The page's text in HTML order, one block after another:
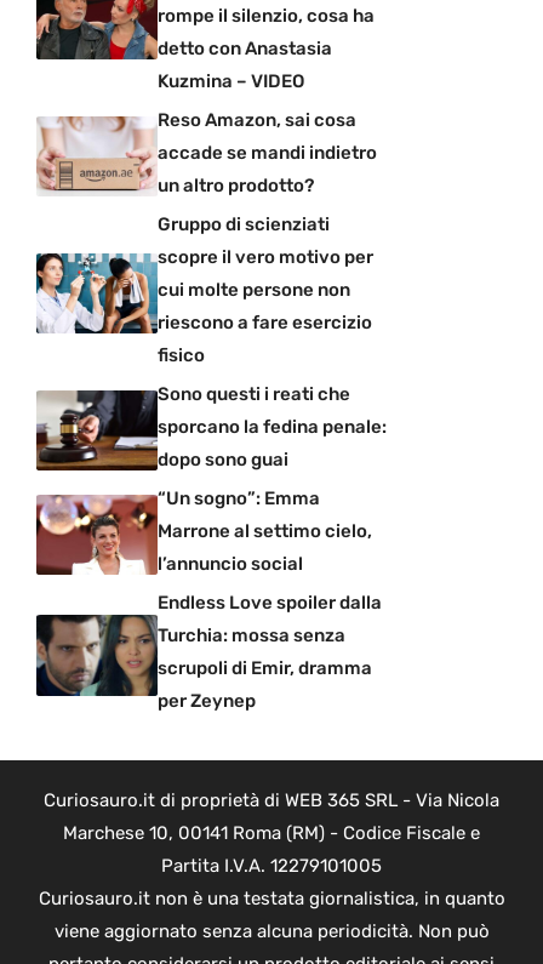
rompe il silenzio, cosa ha
detto con Anastasia
Kuzmina – VIDEO
Reso Amazon, sai cosa
accade se mandi indietro
un altro prodotto?
Gruppo di scienziati
scopre il vero motivo per
cui molte persone non
riescono a fare esercizio
fisico
Sono questi i reati che
sporcano la fedina penale:
dopo sono guai
“Un sogno”: Emma
Marrone al settimo cielo,
l’annuncio social
Endless Love spoiler dalla
Turchia: mossa senza
scrupoli di Emir, dramma
per Zeynep
Curiosauro.it di proprietà di WEB 365 SRL - Via Nicola
Marchese 10, 00141 Roma (RM) - Codice Fiscale e
Partita I.V.A. 12279101005
Curiosauro.it non è una testata giornalistica, in quanto
viene aggiornato senza alcuna periodicità. Non può